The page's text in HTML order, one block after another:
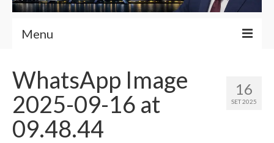
Menu
Fernando Fidelis
Café com Fidelis
16
SET 2025
WhatsApp Image
2025-09-16 at
09.48.44